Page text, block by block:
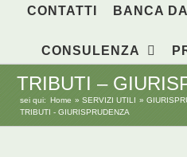
CONTATTI BANCA
CONSULENZA
TRIBUTI –
sei qui: Home SERVIZI UTILI
TRIBUTI - GIURISPRUDENZA